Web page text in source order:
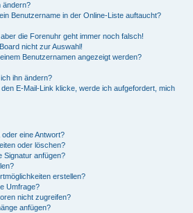
ändern?
Benutzername in der Online-Liste auftaucht?
die Forenuhr geht immer noch falsch!
nicht zur Auswahl!
Benutzernamen angezeigt werden?
ihn ändern?
E-Mail-Link klicke, werde ich aufgefordert, mich
eine Antwort?
oder löschen?
Signatur anfügen?
erstellen?
Umfrage?
nicht zugreifen?
anfügen?